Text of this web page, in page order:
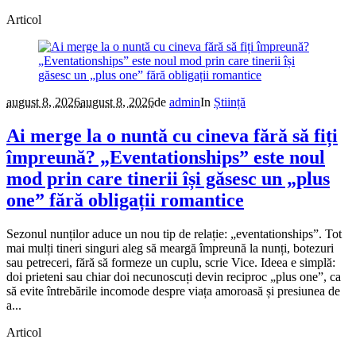
Articol
august 8, 2026august 8, 2026de adminIn Știință
Ai merge la o nuntă cu cineva fără să fiți
împreună? „Eventationships” este noul
mod prin care tinerii își găsesc un „plus
one” fără obligații romantice
Sezonul nunților aduce un nou tip de relație: „eventationships”. Tot
mai mulți tineri singuri aleg să meargă împreună la nunți, botezuri
sau petreceri, fără să formeze un cuplu, scrie Vice. Ideea e simplă:
doi prieteni sau chiar doi necunoscuți devin reciproc „plus one”, ca
să evite întrebările incomode despre viața amoroasă și presiunea de
a...
Articol